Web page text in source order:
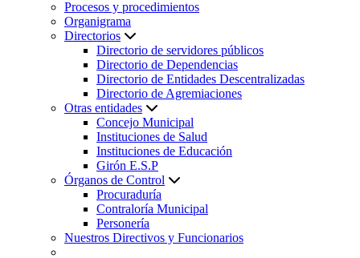
Procesos y procedimientos
Organigrama
Directorios
Directorio de servidores públicos
Directorio de Dependencias
Directorio de Entidades Descentralizadas
Directorio de Agremiaciones
Otras entidades
Concejo Municipal
Instituciones de Salud
Instituciones de Educación
Girón E.S.P
Órganos de Control
Procuraduría
Contraloría Municipal
Personería
Nuestros Directivos y Funcionarios